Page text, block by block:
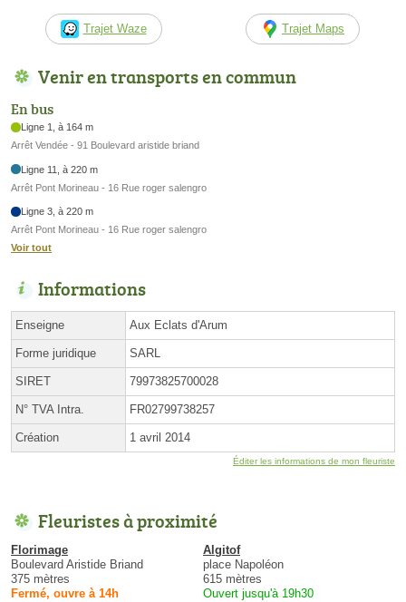
Trajet Waze Trajet Maps
Venir en transports en commun
En bus
Ligne 1, à 164 m
Arrêt Vendée - 91 Boulevard aristide briand
Ligne 11, à 220 m
Arrêt Pont Morineau - 16 Rue roger salengro
Ligne 3, à 220 m
Arrêt Pont Morineau - 16 Rue roger salengro
Voir tout
Informations
Enseigne Aux Eclats d'Arum
Forme juridique SARL
SIRET 79973825700028
N° TVA Intra. FR02799738257
Création 1 avril 2014
Éditer les informations de mon fleuriste
Fleuristes à proximité
Florimage
Boulevard Aristide Briand
375 mètres
Fermé, ouvre à 14h
Algitof
place Napoléon
615 mètres
Ouvert jusqu'à 19h30